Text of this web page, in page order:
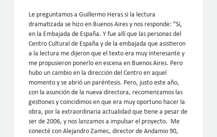
Le preguntamos a Guillermo Heras si la lectura
dramatizada se hizo en Buenos Aires y nos responde: “Sí,
en la Embajada de España. Y fue allí que las personas del
Centro Cultural de España y de la embajada que asistieron
a la lectura me dijeron que el texto era muy interesante y
me propusieron ponerlo en escena en Buenos Aires. Pero
hubo un cambio en la dirección del Centro en aquel
momento y se abrió un paréntesis. Pero, justo este año,
con la asunción de la nueva directora, recomenzamos las
gestiones y coincidimos en que era muy oportuno hacer la
obra, por la extraordinaria actualidad que tiene a pesar de
ser de 2006, y nos lanzamos a impulsar el proyecto. Me
conecté con Alejandro Zamec, director de Andamio 90,